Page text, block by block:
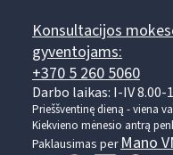
Konsultacijos
gyventojams:
+370 5 260 5060
Darbo laikas: I-IV 8.00-
Prieššventinę dieną - viena
Kiekvieno mėnesio antrą
Paklausimas per Mano